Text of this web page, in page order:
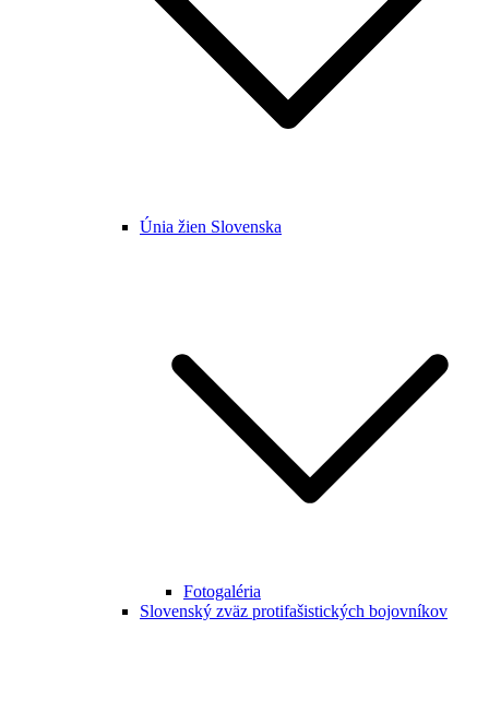
Únia žien Slovenska
Fotogaléria
Slovenský zväz protifašistických bojovníkov